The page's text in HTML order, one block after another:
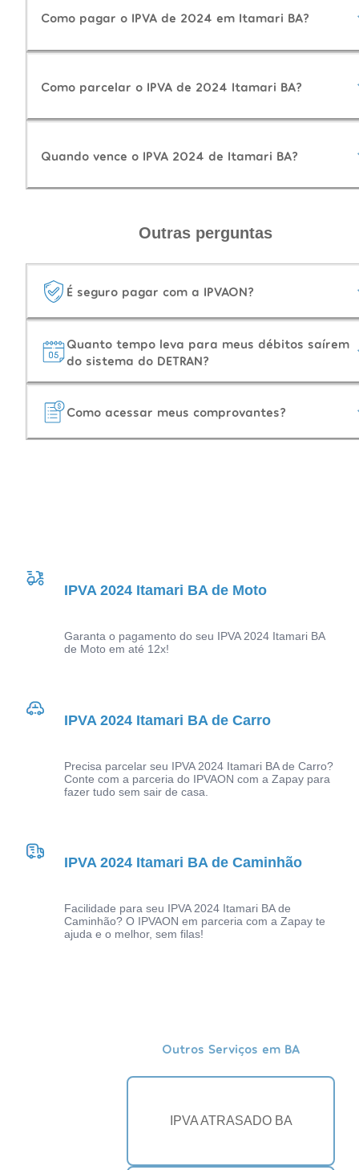
Como pagar o IPVA de 2024 em Itamari BA?
Como parcelar o IPVA de 2024 Itamari BA?
Quando vence o IPVA 2024 de Itamari BA?
Outras perguntas
É seguro pagar com a IPVAON?
Quanto tempo leva para meus débitos saírem
do sistema do DETRAN?
Como acessar meus comprovantes?
IPVA 2024 Itamari BA de Moto
Garanta o pagamento do seu IPVA 2024 Itamari BA
de Moto em até 12x!
IPVA 2024 Itamari BA de Carro
Precisa parcelar seu IPVA 2024 Itamari BA de Carro?
Conte com a parceria do IPVAON com a Zapay para
fazer tudo sem sair de casa.
IPVA 2024 Itamari BA de Caminhão
Facilidade para seu IPVA 2024 Itamari BA de
Caminhão? O IPVAON em parceria com a Zapay te
ajuda e o melhor, sem filas!
Outros Serviços em BA
IPVA ATRASADO BA